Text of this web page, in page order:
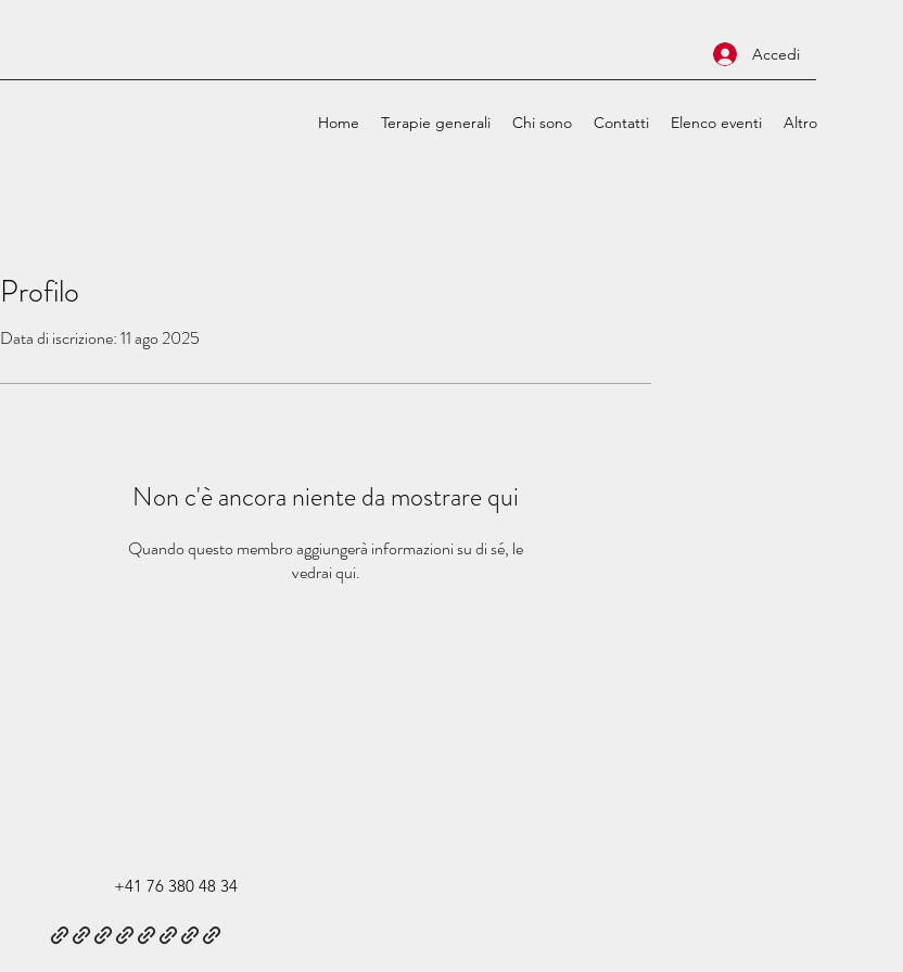
Accedi
Home Terapie generali Chi sono Contatti Elenco eventi Altro
Profilo
Data di iscrizione: 11 ago 2025
Non c'è ancora niente da mostrare qui
Quando questo membro aggiungerà informazioni su di sé, le
vedrai qui.
+41 76 380 48 34